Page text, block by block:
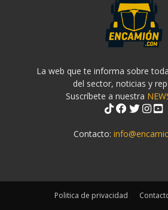
La web que te informa sobre
del sector, noticias y
Suscríbete a nuestra
Contacto:
Politica de privacidad